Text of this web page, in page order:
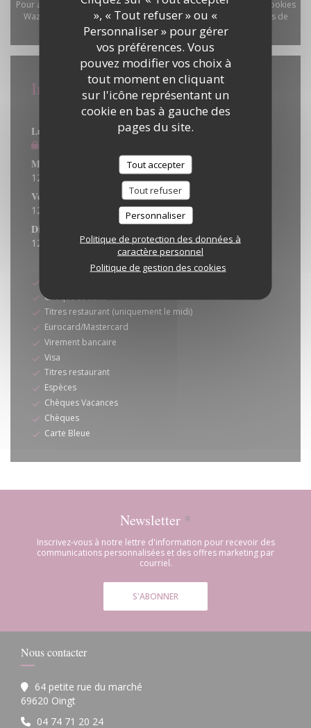
», « Tout refuser » ou «
Personnaliser » pour gérer
vos préférences. Vous
pouvez modifier vos choix à
tout moment en cliquant
sur l'icône représentant un
cookie en bas à gauche des
pages du site.
Tout accepter
Tout refuser
Personnaliser
Politique de protection des données à
caractère personnel
Politique de gestion des cookies
Pour afficher la carte interactive Waze, vous devez accepter les cookies
Waze Map (Google). Ces cookies peuvent collecter des données de
navigation et de localisation. Autoriser
Infos pratiques
Horaires
Lun
Mer
12h00 - 14h00 18h30 - 20h45
Ven
12h00 - 14h00 18h30 - 21h00
Dimanche
12h00 - 15h00
Moyens de paiement
Cheque Sodexo
Titres restaurant (uniquement le midi)
Eurocard/Mastercard
Virement bancaire
Visa
Titres restaurant
Espèces
Chèques Vacances
Chèques
Carte Bleue
Newsletter *
Inscrivez-vous à notre lettre d'information pour recevoir des
communications personnalisées et des offres marketing par
courriel.
S'ABONNER
Nous contacter
64 petite rue du marché
69620 Oingt
04 74 71 20 24